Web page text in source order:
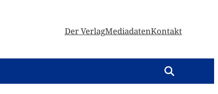
Der VerlagMediadatenKontakt